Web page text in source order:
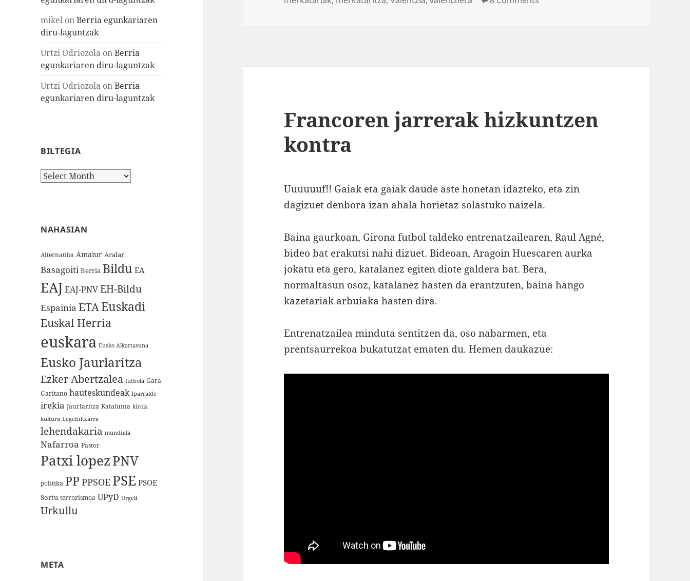
mikel onBerria egunkariaren
diru-laguntzak
Urtzi Odriozola onBerria
egunkariaren diru-laguntzak
Urtzi Odriozola onBerria
egunkariaren diru-laguntzak
BILTEGIA
Biltegia
NAHASIAN
Alternatiba Amaiur Aralar
Basagoiti Berria Bildu EA
EAJEAJ-PNVEH-Bildu
Espainia ETAEuskadi
Euskal Herria
euskara Eusko Alkartasuna
Eusko Jaurlaritza
Ezker Abertzalea futbola Gara
Garitano hauteskundeak Iparralde
irekia Jaurlaritza Katalunia kirola
kultura Legebiltzarra
lehendakaria mundiala
Nafarroa Pastor
Patxi lopezPNV
politika PP PPSOE PSE PSOE
Sortu terrorismoa UPyD Urgell
Urkullu
META
Francoren jarrerak hizkuntzen
kontra
Uuuuuuf!! Gaiak eta gaiak daude aste honetan idazteko, eta zin
dagizuet denbora izan ahala horietaz solastuko naizela.
Baina gaurkoan, Girona futbol taldeko entrenatzailearen, Raul Agné,
bideo bat erakutsi nahi dizuet. Bideoan, Aragoin Huescaren aurka
jokatu eta gero, katalanez egiten diote galdera bat. Bera,
normaltasun osoz, katalanez hasten da erantzuten, baina hango
kazetariak arbuiaka hasten dira.
Entrenatzailea minduta sentitzen da, oso nabarmen, eta
prentsaurrekoa bukatutzat ematen du. Hemen daukazue: